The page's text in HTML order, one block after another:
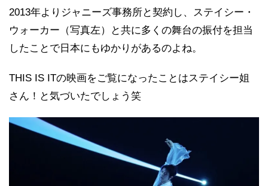
2013年よりジャニーズ事務所と契約し、ステイシー・
ウォーカー（写真左）と共に多くの舞台の振付を担当
したことで日本にもゆかりがあるのよね。
THIS IS ITの映画をご覧になったことはステイシー姐
さん！と気づいたでしょう笑